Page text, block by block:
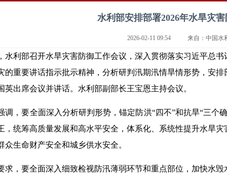
水利部安排部署2026年水旱灾
2026-02-11 09:54 来自：中国水
水利部召开水旱灾害防御工作会议，深入贯彻落实习近平总
的重要讲话指示批示精神，分析研判汛期汛情旱情形势，安
英出席会议并讲话。水利部副部长王宝恩主持会议。
调，要全面深入分析研判形势，锚定防洪“四不”和抗旱“三个
，统筹高质量发展和高水平安全，体系化、系统性提升水旱
众生命财产安全和城乡供水安全。
求，要全面深入细致检视防汛薄弱环节和重点部位，加快水